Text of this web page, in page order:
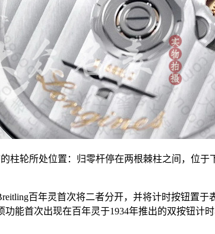
柱轮所处位置：归零杆停在两根棘柱之间，位于
百年灵首次将二者分开，并将计时按钮置
能首次出现在百年灵于1934年推出的双按钮计